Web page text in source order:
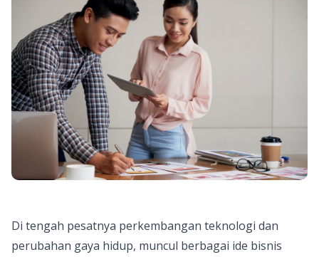
Di tengah pesatnya perkembangan teknologi dan
perubahan gaya hidup, muncul berbagai ide bisnis